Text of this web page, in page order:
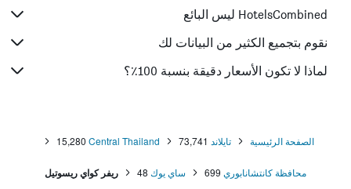
HotelsCombined ليس البائع
نقوم بتجميع الكثير من البيانات لك
لماذا لا تكون الأسعار دقيقة بنسبة 100٪؟
الصفحة الرئيسية تايلاند 73,741
Central Thailand
15,280
محافظة كانتشانابوري 699 ساي يوك 48 ريفر كواي ريسوتيل